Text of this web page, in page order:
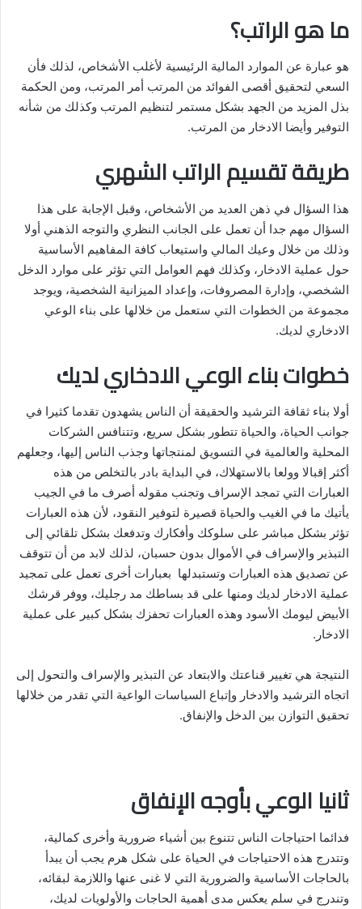
ما هو الراتب؟
هو عبارة عن الموارد المالية الرئيسية لأغلب الأشخاص، لذلك فأن
السعي لتحقيق أقصى الفوائد من المرتب أمر المرتب، ومن الحكمة
بذل المزيد من الجهد بشكل مستمر لتنظيم المرتب وكذلك من شأنه
التوفير وأيضا الادخار من المرتب.
طريقة تقسيم الراتب الشهري
هذا السؤال في ذهن العديد من الأشخاص، وقبل الإجابة على هذا
السؤال مهم جدا أن تعمل على الجانب النظري والتوجه الذهني أولا
وذلك من خلال وعيك المالي واستيعاب كافة المفاهيم الأساسية
حول عملية الادخار، وكذلك فهم العوامل التي تؤثر على موارد الدخل
الشخصي، وإدارة المصروفات، وإعداد الميزانية الشخصية، ويوجد
مجموعة من الخطوات التي ستعمل من خلالها على بناء الوعي
الادخاري لديك.
خطوات بناء الوعي الادخاري لديك
أولا بناء ثقافة الترشيد والحقيقة أن الناس يشهدون تقدما كثيرا في
جوانب الحياة، والحياة تتطور بشكل سريع، وتتنافس الشركات
المحلية والعالمية في التسويق لمنتجاتها وجذب الناس إليها، وجعلهم
أكثر إقبالا وولعا بالاستهلاك، في البداية بادر بالتخلص من هذه
العبارات التي تمجد الإسراف وتجنب مقوله أصرف ما في الجيب
يأتيك ما في الغيب والحياة قصيرة لتوفير النقود، لأن هذه العبارات
تؤثر بشكل مباشر على سلوكك وأفكارك وتدفعك بشكل تلقائي إلى
التبذير والإسراف في الأموال بدون حسبان، لذلك لابد من أن تتوقف
عن تصديق هذه العبارات وتستبدلها بعبارات أخرى تعمل على تمجيد
عملية الادخار لديك ومنها على قد بساطك مد رجليك، ووفر قرشك
الأبيض ليومك الأسود وهذه العبارات تحفزك بشكل كبير على عملية
الادخار.
النتيجة هي تغيير قناعتك والابتعاد عن التبذير والإسراف والتحول إلى
اتجاه الترشيد والادخار وإتباع السياسات الواعية التي تقدر من خلالها
تحقيق التوازن بين الدخل والإنفاق.
ثانيا الوعي بأوجه الإنفاق
فدائما احتياجات الناس تتنوع بين أشياء ضرورية وأخرى كمالية،
وتتدرج هذه الاحتياجات في الحياة على شكل هرم يجب أن يبدأ
بالحاجات الأساسية والضرورية التي لا غنى عنها واللازمة لبقائه،
وتندرج في سلم يعكس مدى أهمية الحاجات والأولويات لديك،